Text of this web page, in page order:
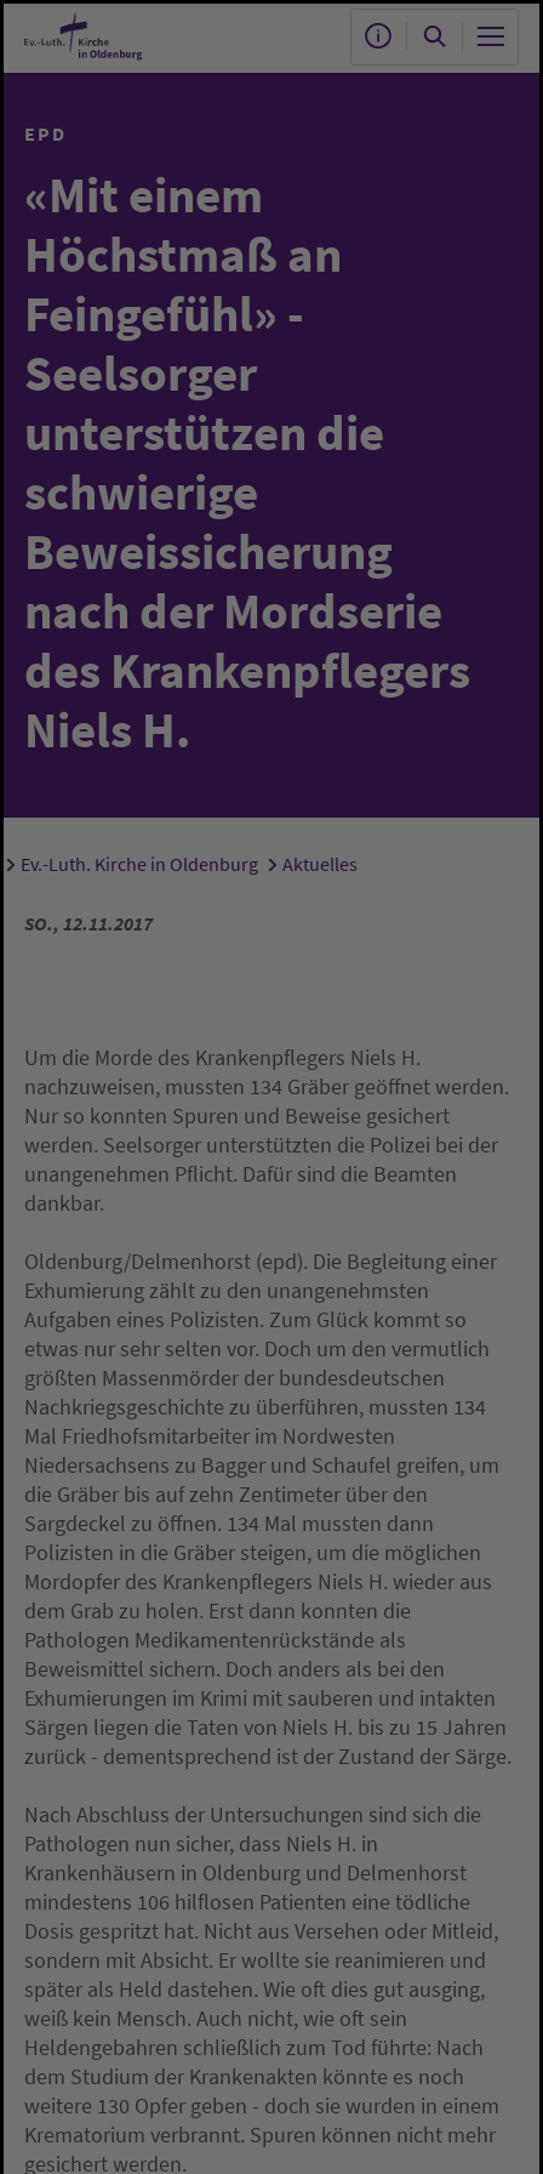
Zum Hauptinhalt springen
EPD
«Mit einem
Höchstmaß an
Feingefühl» -
Seelsorger
unterstützen die
schwierige
Beweissicherung
nach der Mordserie
des Krankenpflegers
Niels H.
Sie sind hier:
Ev.-Luth. Kirche in Oldenburg Aktuelles
SO., 12.11.2017
Um die Morde des Krankenpflegers Niels H.
nachzuweisen, mussten 134 Gräber geöffnet werden.
Nur so konnten Spuren und Beweise gesichert
werden. Seelsorger unterstützten die Polizei bei der
unangenehmen Pflicht. Dafür sind die Beamten
dankbar.
Oldenburg/Delmenhorst (epd). Die Begleitung einer
Exhumierung zählt zu den unangenehmsten
Aufgaben eines Polizisten. Zum Glück kommt so
etwas nur sehr selten vor. Doch um den vermutlich
größten Massenmörder der bundesdeutschen
Nachkriegsgeschichte zu überführen, mussten 134
Mal Friedhofsmitarbeiter im Nordwesten
Niedersachsens zu Bagger und Schaufel greifen, um
die Gräber bis auf zehn Zentimeter über den
Sargdeckel zu öffnen. 134 Mal mussten dann
Polizisten in die Gräber steigen, um die möglichen
Mordopfer des Krankenpflegers Niels H. wieder aus
dem Grab zu holen. Erst dann konnten die
Pathologen Medikamentenrückstände als
Beweismittel sichern. Doch anders als bei den
Exhumierungen im Krimi mit sauberen und intakten
Särgen liegen die Taten von Niels H. bis zu 15 Jahren
zurück - dementsprechend ist der Zustand der Särge.
Nach Abschluss der Untersuchungen sind sich die
Pathologen nun sicher, dass Niels H. in
Krankenhäusern in Oldenburg und Delmenhorst
mindestens 106 hilflosen Patienten eine tödliche
Dosis gespritzt hat. Nicht aus Versehen oder Mitleid,
sondern mit Absicht. Er wollte sie reanimieren und
später als Held dastehen. Wie oft dies gut ausging,
weiß kein Mensch. Auch nicht, wie oft sein
Heldengebahren schließlich zum Tod führte: Nach
dem Studium der Krankenakten könnte es noch
weitere 130 Opfer geben - doch sie wurden in einem
Krematorium verbrannt. Spuren können nicht mehr
gesichert werden.